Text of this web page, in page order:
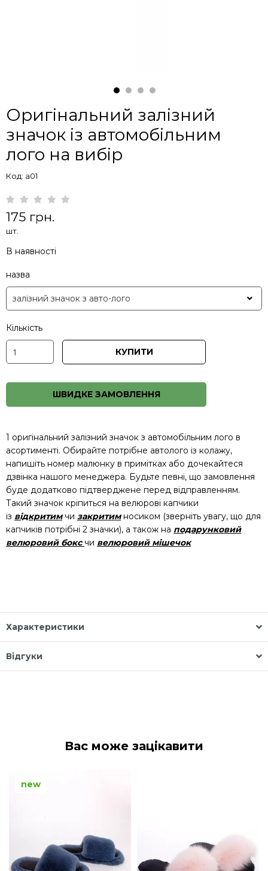
Оригінальний залізний
значок із автомобільним
лого на вибір
Код: a01
175 грн.
шт.
В наявності
назва
Кількість
КУПИТИ
ШВИДКЕ ЗАМОВЛЕННЯ
1 оригінальний залізний значок з автомобільним лого в
асортименті. Обирайте потрібне автолого із колажу,
напишіть номер малюнку в примітках або дочекайтеся
дзвінка нашого менеджера. Будьте певні, що замовлення
буде додатково підтверджене перед відправленням.
Такий значок кріпиться на велюрові капчики
із відкритимчи закритим носиком (зверніть увагу, що для
капчиків потрібні 2 значки), а також на подарунковий
велюровий бокс чи велюровий мішечок
Характеристики
Відгуки
Вас може зацікавити
new